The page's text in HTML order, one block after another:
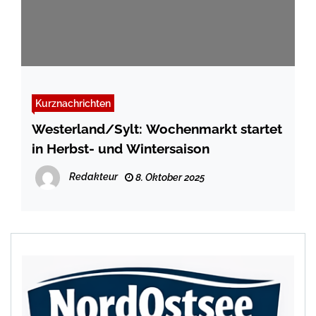
Kurznachrichten
Westerland/Sylt: Wochenmarkt startet
in Herbst- und Wintersaison
Redakteur 8. Oktober 2025